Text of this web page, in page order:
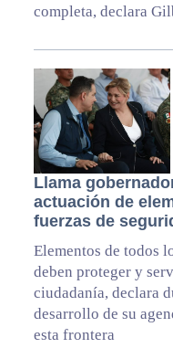
completa, declara
Llama
actuación de
fuerzas de
Elementos de todos
deben proteger y
ciudadanía, declara
desarrollo de su
esta frontera